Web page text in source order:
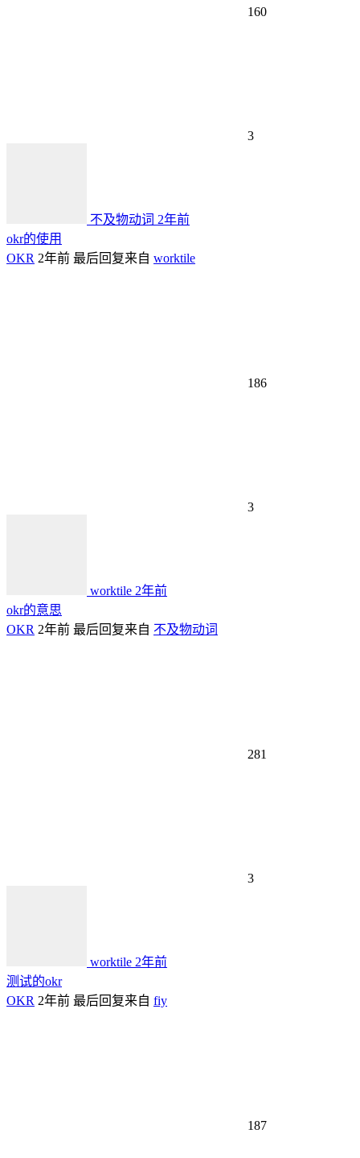
160
3
不及物动词 2年前
okr的使用
OKR 2年前 最后回复来自 worktile
186
3
worktile 2年前
okr的意思
OKR 2年前 最后回复来自 不及物动词
281
3
worktile 2年前
测试的okr
OKR 2年前 最后回复来自 fiy
187